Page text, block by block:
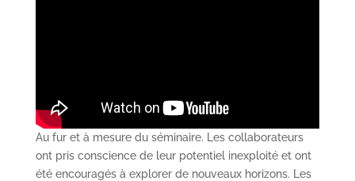
Au fur et à mesure du séminaire. Les collaborateurs
ont pris conscience de leur potentiel inexploité et ont
été encouragés à explorer de nouveaux horizons. Les